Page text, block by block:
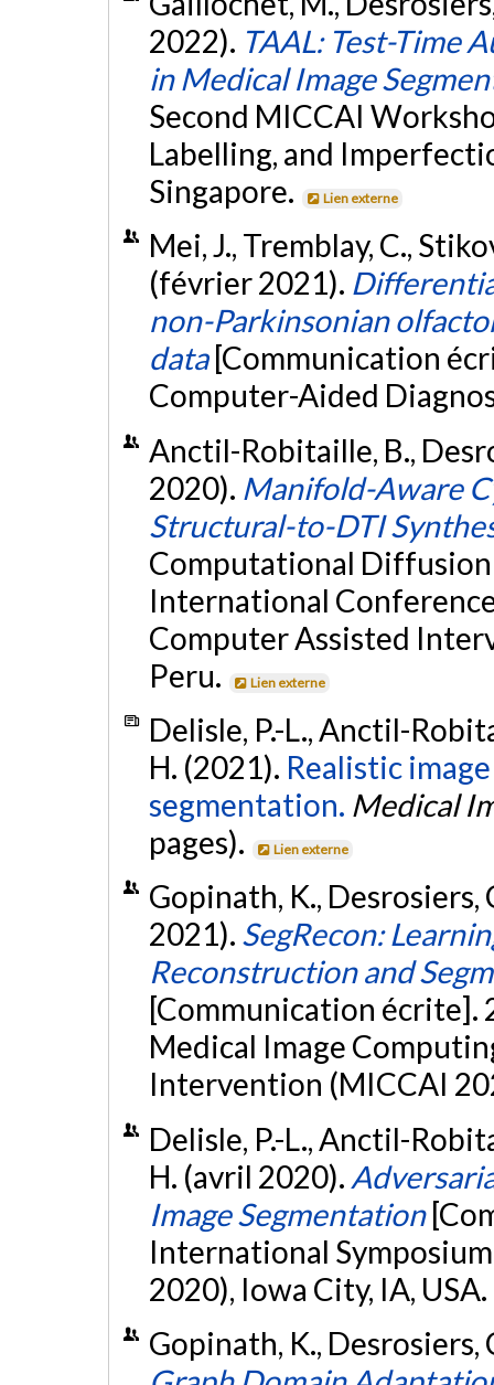
2022). TAAL: Test-Time
in Medical Image
Second MICCAI
Labelling, and
Singapore.
Lien externe
Mei, J., Tremblay, C.,
(février 2021).
non-Parkinsonian
data [Communication
Computer-Aided
Anctil-Robitaille, B.,
2020). Manifold-Aware
Structural-to-DTI
Computational Diffusion
International
Computer Assisted
Peru.
Lien externe
Delisle, P.-L., Anctil-
H. (2021). Realistic
segmentation. Medical
pages).
Lien externe
Gopinath, K., Desrosiers,
2021). SegRecon:
Reconstruction and
[Communication
Medical Image
Intervention (MICCAI
Delisle, P.-L., Anctil-
H. (avril 2020).
Image Segmentation
International
2020), Iowa City, IA, USA.
Gopinath, K., Desrosiers,